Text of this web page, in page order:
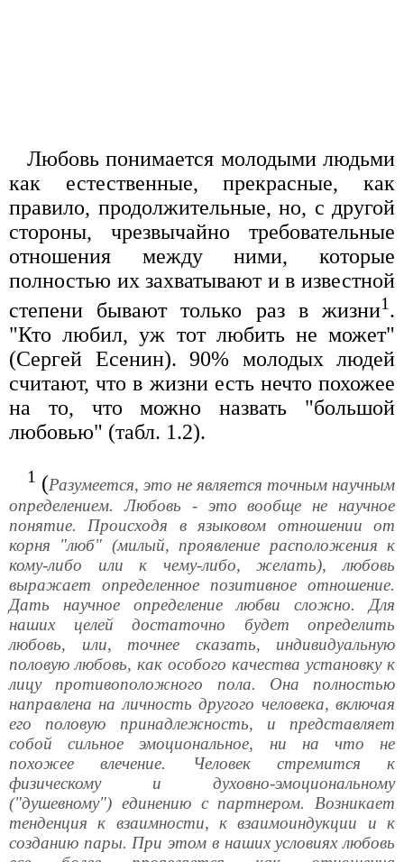
Любовь понимается молодыми людьми
как естественные, прекрасные, как
правило, продолжительные, но, с другой
стороны, чрезвычайно требовательные
отношения между ними, которые
полностью их захватывают и в известной
степени бывают только раз в жизни1.
"Кто любил, уж тот любить не может"
(Сергей Есенин). 90% молодых людей
считают, что в жизни есть нечто похожее
на то, что можно назвать "большой
любовью" (табл. 1.2).
1 (Разумеется, это не является точным научным
определением. Любовь - это вообще не научное
понятие. Происходя в языковом отношении от
корня "люб" (милый, проявление расположения к
кому-либо или к чему-либо, желать), любовь
выражает определенное позитивное отношение.
Дать научное определение любви сложно. Для
наших целей достаточно будет определить
любовь, или, точнее сказать, индивидуальную
половую любовь, как особого качества установку к
лицу противоположного пола. Она полностью
направлена на личность другого человека, включая
его половую принадлежность, и представляет
собой сильное эмоциональное, ни на что не
похожее влечение. Человек стремится к
физическому и духовно-эмоциональному
("душевному") единению с партнером. Возникает
тенденция к взаимности, к взаимоиндукции и к
созданию пары. При этом в наших условиях любовь